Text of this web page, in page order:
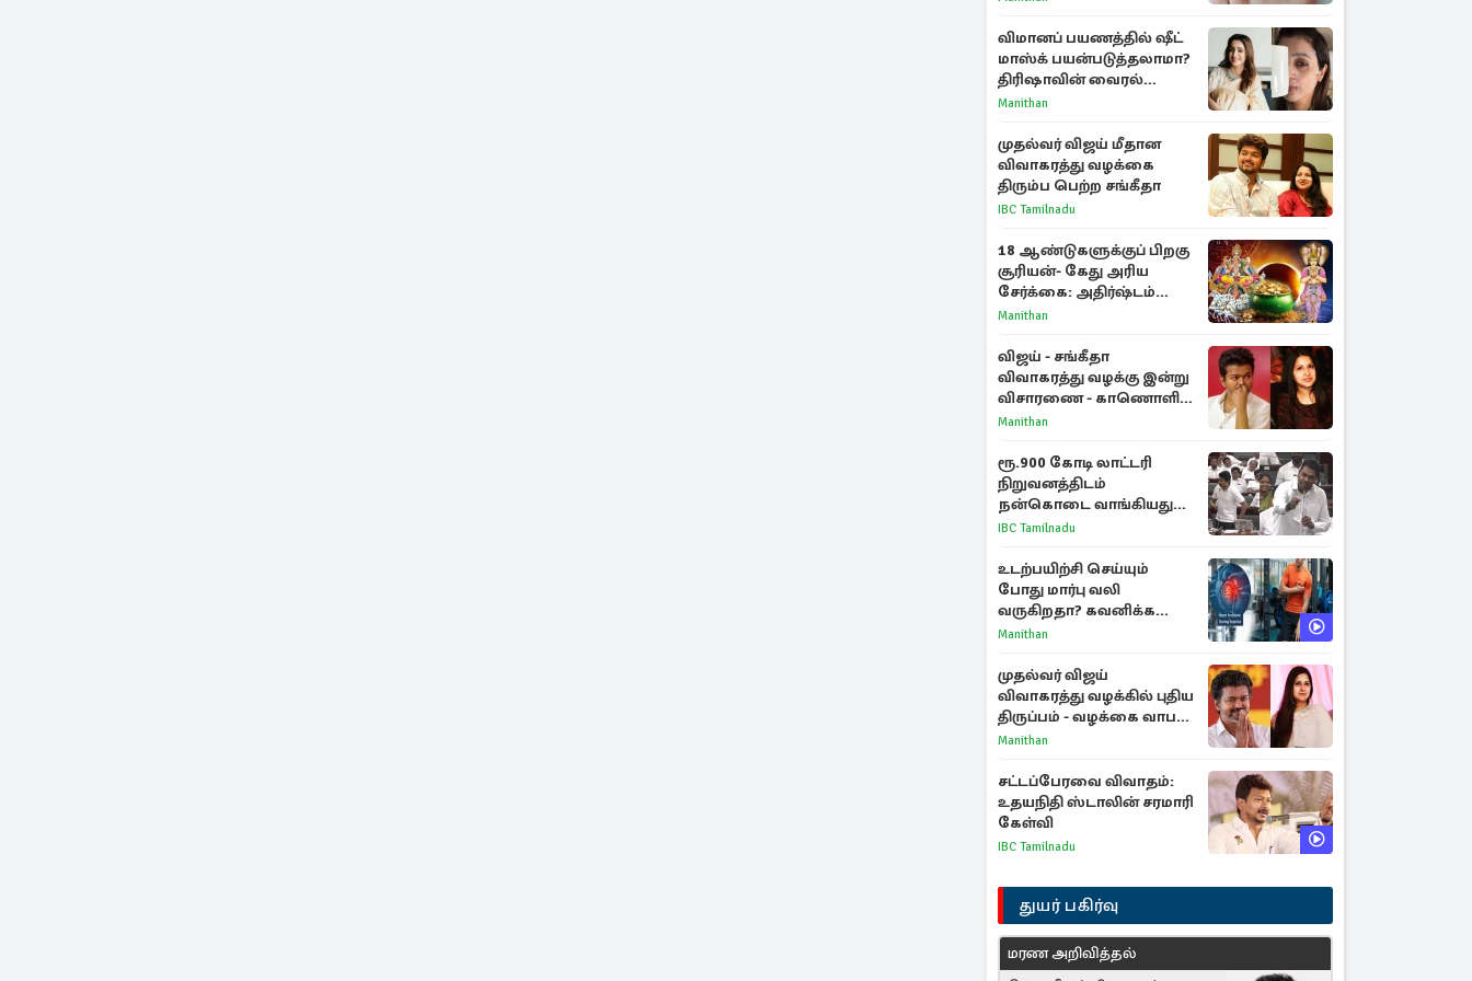
விமானப் பயணத்தில் ஷீட்
மாஸ்க் பயன்படுத்தலாமா?
திரிஷாவின் வைரல்
செல்ஃபிக்கு மருத்துவர்
Manithan
முதல்வர் விஜய் மீதான
விவாகரத்து வழக்கை
திரும்ப பெற்ற சங்கீதா
IBC Tamilnadu
18 ஆண்டுகளுக்குப் பிறகு
சூரியன்- கேது அரிய
சேர்க்கை: அதிர்ஷ்டம்
பெறும் 3 ராசிகள்!
Manithan
விஜய் - சங்கீதா
விவாகரத்து வழக்கு இன்று
விசாரணை - காணொளி
மூலம் ஆஜராக வாய்ப்பு
Manithan
ரூ.900 கோடி லாட்டரி
நிறுவனத்திடம்
நன்கொடை வாங்கியது
ஏன்? உதயநிதி - ஆதவ்
IBC Tamilnadu
உடற்பயிற்சி செய்யும்
போது மார்பு வலி
வருகிறதா? கவனிக்க
வேண்டிய எச்சரிக்கை
Manithan
முதல்வர் விஜய்
விவாகரத்து வழக்கில் புதிய
திருப்பம் - வழக்கை வாபஸ்
பெற்ற சங்கீதா!
Manithan
சட்டப்பேரவை விவாதம்:
உதயநிதி ஸ்டாலின் சரமாரி
கேள்வி
IBC Tamilnadu
துயர் பகிர்வு
மரண அறிவித்தல்